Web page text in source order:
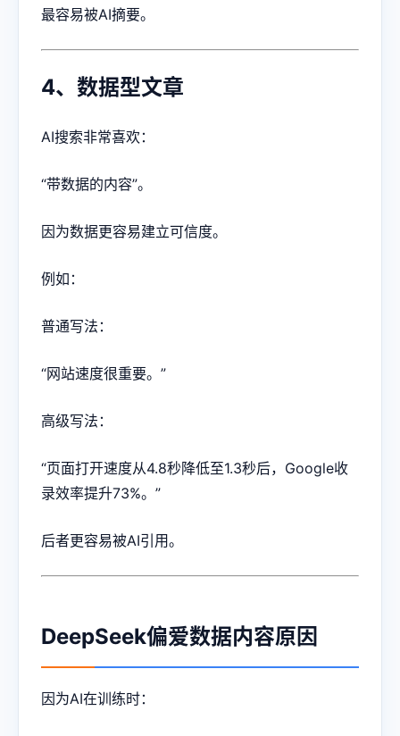
最容易被AI摘要。
4、数据型文章
AI搜索非常喜欢：
“带数据的内容”。
因为数据更容易建立可信度。
例如：
普通写法：
“网站速度很重要。”
高级写法：
“页面打开速度从4.8秒降低至1.3秒后，Google收
录效率提升73%。”
后者更容易被AI引用。
DeepSeek偏爱数据内容原因
因为AI在训练时：